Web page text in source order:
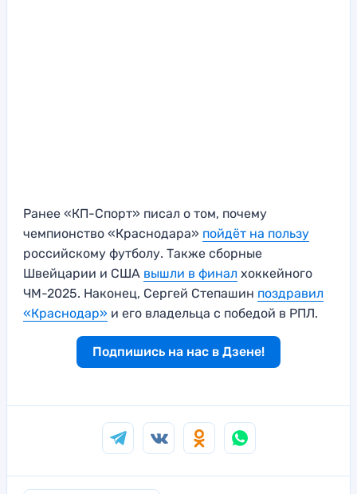
Ранее «КП-Спорт» писал о том, почему
чемпионство «Краснодара» пойдёт на пользу
российскому футболу. Также сборные
Швейцарии и США вышли в финал хоккейного
ЧМ-2025. Наконец, Сергей Степашин поздравил
«Краснодар» и его владельца с победой в РПЛ.
Подпишись на нас в Дзене!